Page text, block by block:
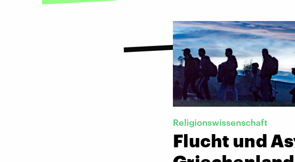
Religionswissenschaft
Flucht und